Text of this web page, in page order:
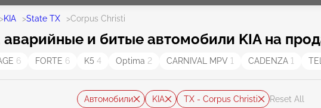
>KIA >State TX >Corpus Christi
и битые автомобили KIA на
6 FORTE 6 K5 4 Optima 2 CARNIVAL MPV 1 CADENZA 1
Автомобили KIA TX - Corpus Christi Reset All